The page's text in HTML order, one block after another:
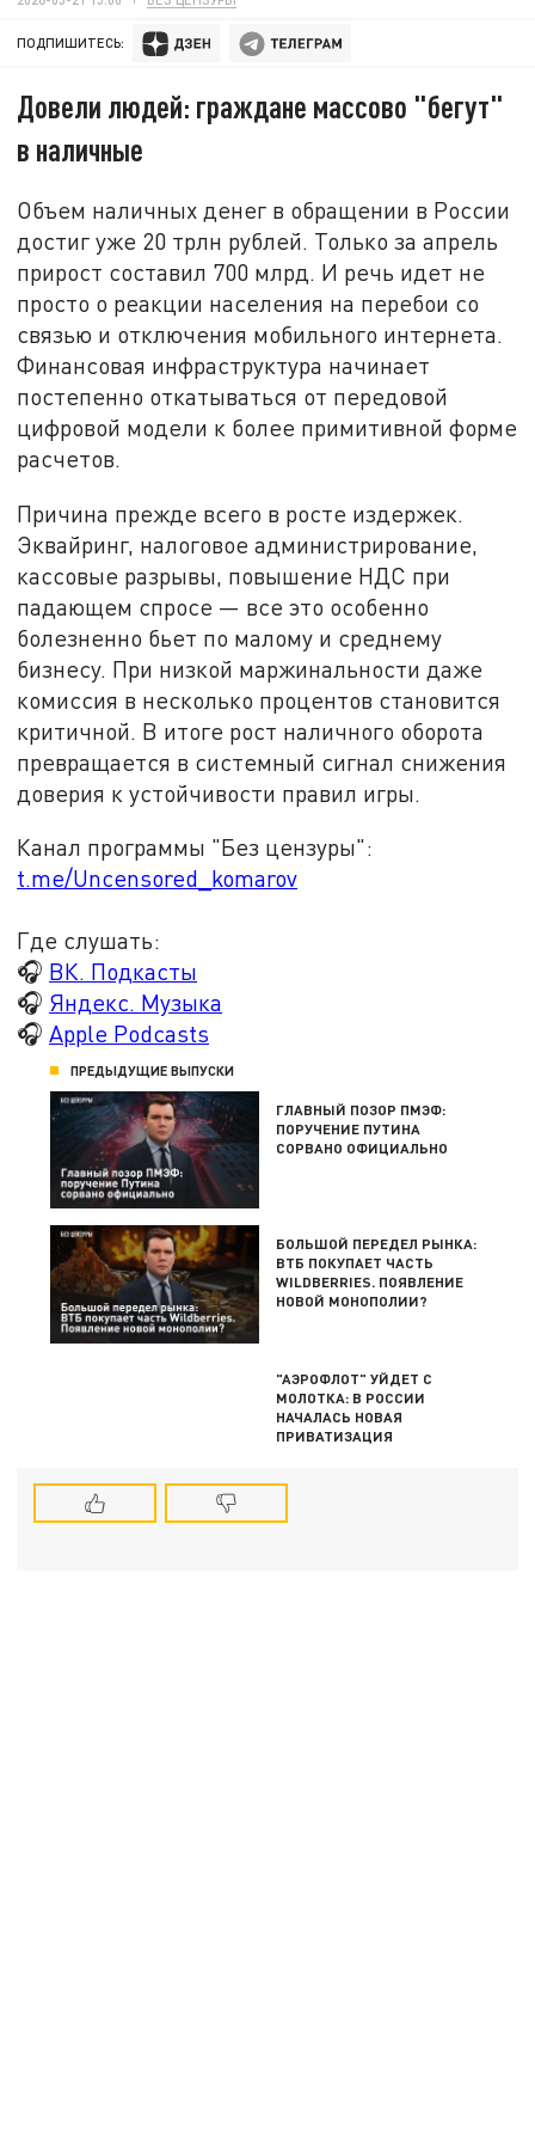
ПОДПИШИТЕСЬ:
Довели людей: граждане массово "бегут"
в наличные
Объем наличных денег в обращении в России
достиг уже 20 трлн рублей. Только за апрель
прирост составил 700 млрд. И речь идет не
просто о реакции населения на перебои со
связью и отключения мобильного интернета.
Финансовая инфраструктура начинает
постепенно откатываться от передовой
цифровой модели к более примитивной форме
расчетов.
Причина прежде всего в росте издержек.
Эквайринг, налоговое администрирование,
кассовые разрывы, повышение НДС при
падающем спросе — все это особенно
болезненно бьет по малому и среднему
бизнесу. При низкой маржинальности даже
комиссия в несколько процентов становится
критичной. В итоге рост наличного оборота
превращается в системный сигнал снижения
доверия к устойчивости правил игры.
Канал программы "Без цензуры":
t.me/Uncensored_komarov
Где слушать:
🎧 ВК. Подкасты
🎧 Яндекс. Музыка
🎧Apple Podcasts
ПРЕДЫДУЩИЕ ВЫПУСКИ
ГЛАВНЫЙ ПОЗОР ПМЭФ:
ПОРУЧЕНИЕ ПУТИНА
СОРВАНО ОФИЦИАЛЬНО
БОЛЬШОЙ ПЕРЕДЕЛ РЫНКА:
ВТБ ПОКУПАЕТ ЧАСТЬ
WILDBERRIES. ПОЯВЛЕНИЕ
НОВОЙ МОНОПОЛИИ?
"АЭРОФЛОТ" УЙДЕТ С
МОЛОТКА: В РОССИИ
НАЧАЛАСЬ НОВАЯ
ПРИВАТИЗАЦИЯ